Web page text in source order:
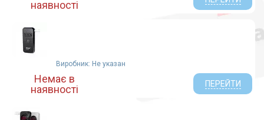
наявності
Виробник: Не указан
Немає в
наявності
ПЕРЕЙТИ